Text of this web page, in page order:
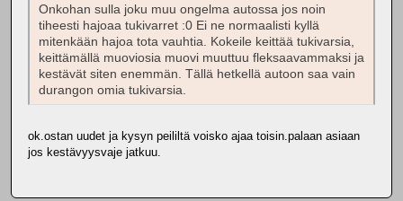
Onkohan sulla joku muu ongelma autossa jos noin
tiheesti hajoaa tukivarret :0 Ei ne normaalisti kyllä
mitenkään hajoa tota vauhtia. Kokeile keittää tukivarsia,
keittämällä muoviosia muovi muuttuu fleksaavammaksi ja
kestävät siten enemmän. Tällä hetkellä autoon saa vain
durangon omia tukivarsia.
ok.ostan uudet ja kysyn peililtä voisko ajaa toisin.palaan asiaan
jos kestävyysvaje jatkuu.